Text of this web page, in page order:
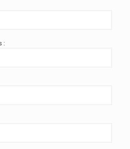
: